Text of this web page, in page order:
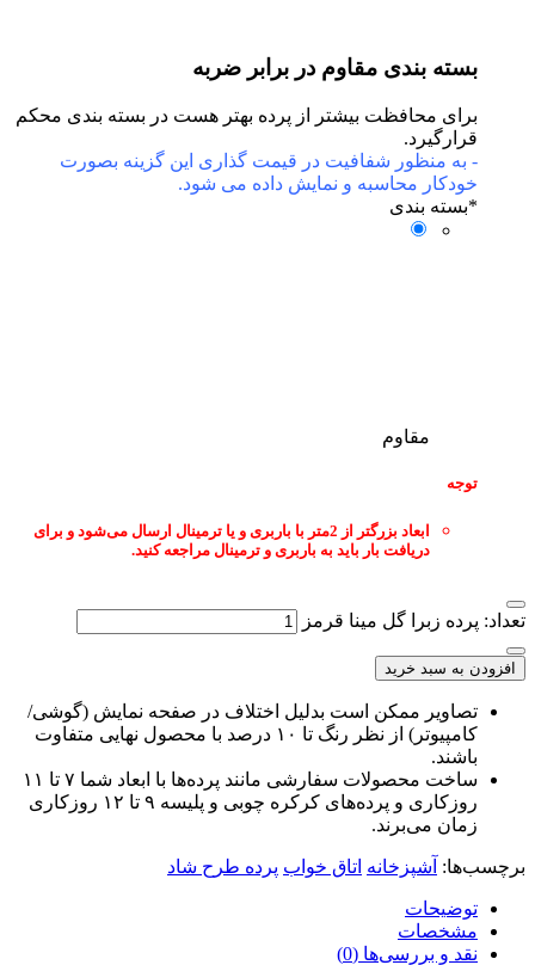
بسته بندی مقاوم در برابر ضربه
برای محافظت بیشتر از پرده بهتر هست در بسته بندی محکم
قرارگیرد.
- به منظور شفافیت در قیمت گذاری این گزینه بصورت
خودکار محاسبه و نمایش داده می شود.
*بسته بندی
مقاوم
توجه
ابعاد بزرگتر از 2متر با باربری و یا ترمینال ارسال می‌شود و برای
دریافت بار باید به باربری و ترمینال مراجعه کنید.
تعداد: پرده زبرا گل مینا قرمز
افزودن به سبد خرید
تصاویر ممکن است بدلیل اختلاف در صفحه نمایش (گوشی/
کامپیوتر) از نظر رنگ تا ۱۰ درصد با محصول نهایی متفاوت
باشند.
ساخت محصولات سفارشی مانند پرده‌ها با ابعاد شما ۷ تا ۱۱
روزکاری و پرده‌های کرکره چوبی و پلیسه ۹ تا ۱۲ روزکاری
زمان می‌برند.
برچسب‌ها: آشپزخانه اتاق خواب پرده طرح شاد
توضیحات
مشخصات
نقد و بررسی‌ها (0)